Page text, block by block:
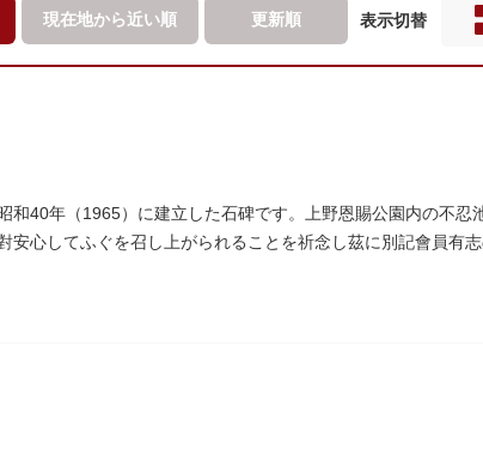
現在地から近い順 更新順 表示切替
和40年（1965）に建立した石碑です。上野恩賜公園内の不忍
心してふぐを召し上がられることを祈念し茲に別記會員有